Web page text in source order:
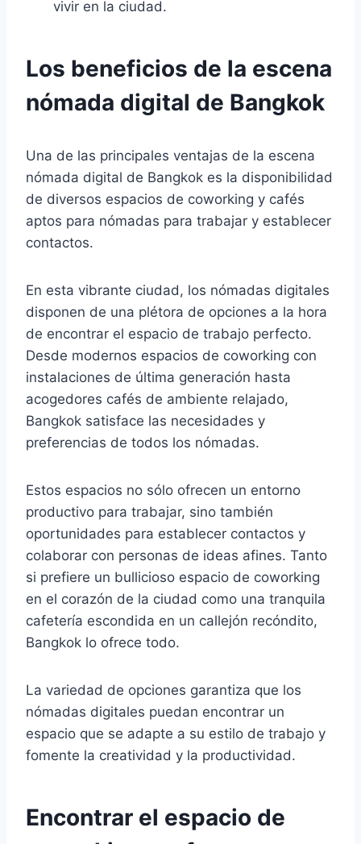
vivir en la ciudad.
Los beneficios de la escena
nómada digital de Bangkok
Una de las principales ventajas de la escena
nómada digital de Bangkok es la disponibilidad
de diversos espacios de coworking y cafés
aptos para nómadas para trabajar y establecer
contactos.
En esta vibrante ciudad, los nómadas digitales
disponen de una plétora de opciones a la hora
de encontrar el espacio de trabajo perfecto.
Desde modernos espacios de coworking con
instalaciones de última generación hasta
acogedores cafés de ambiente relajado,
Bangkok satisface las necesidades y
preferencias de todos los nómadas.
Estos espacios no sólo ofrecen un entorno
productivo para trabajar, sino también
oportunidades para establecer contactos y
colaborar con personas de ideas afines. Tanto
si prefiere un bullicioso espacio de coworking
en el corazón de la ciudad como una tranquila
cafetería escondida en un callejón recóndito,
Bangkok lo ofrece todo.
La variedad de opciones garantiza que los
nómadas digitales puedan encontrar un
espacio que se adapte a su estilo de trabajo y
fomente la creatividad y la productividad.
Encontrar el espacio de